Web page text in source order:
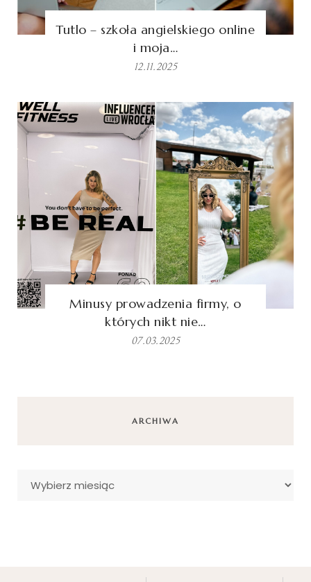
Tutlo – szkoła angielskiego online
i moja…
12.11.2025
Minusy prowadzenia firmy, o
których nikt nie…
07.03.2025
ARCHIWA